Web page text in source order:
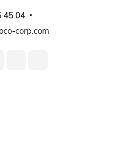
45 04
corp.com